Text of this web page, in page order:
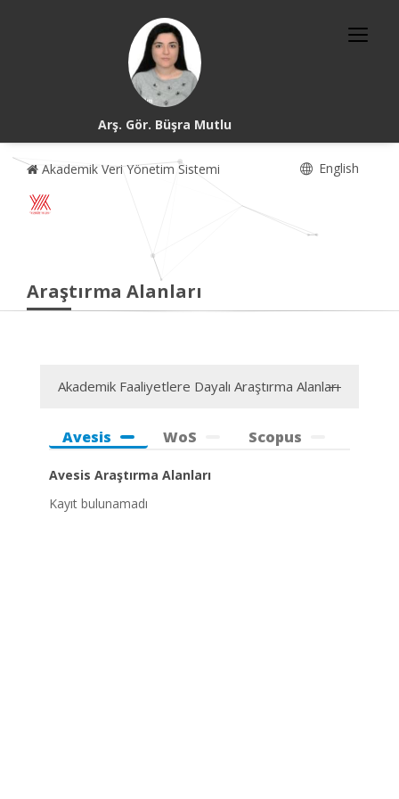
Arş. Gör. Büşra Mutlu
Akademik Veri Yönetim Sistemi English
Araştırma Alanları
Akademik Faaliyetlere Dayalı Araştırma Alanları
Avesis WoS Scopus
Avesis Araştırma Alanları
Kayıt bulunamadı